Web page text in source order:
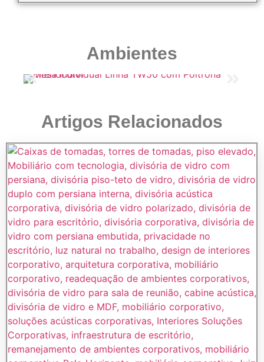
Ambientes
Artigos Relacionados